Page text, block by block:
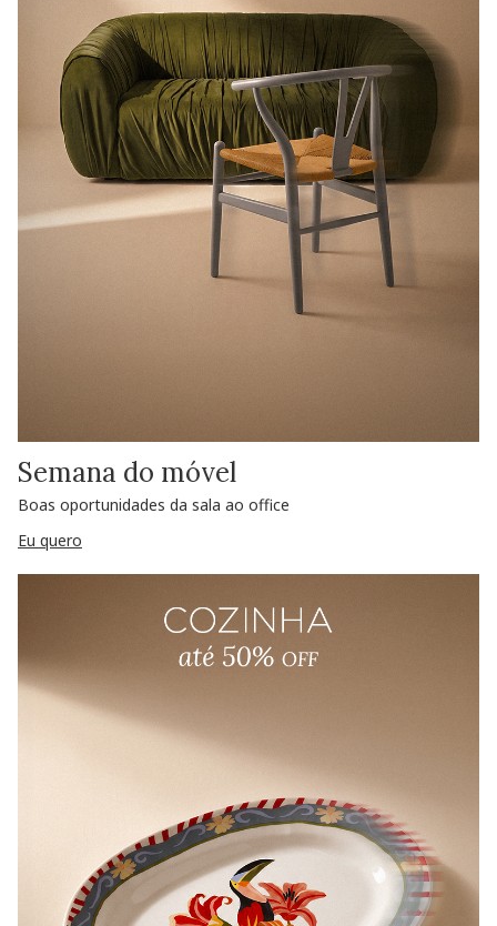
Semana do móvel
Boas oportunidades da sala ao office
Eu quero